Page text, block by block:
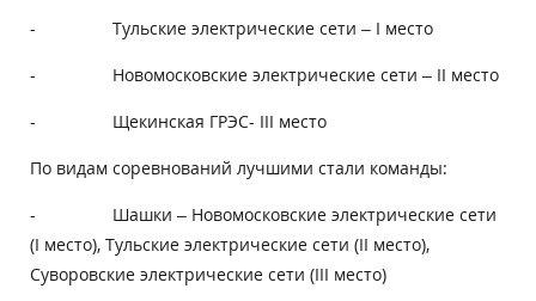
- Тульские электрические сети – I место
- Новомосковские электрические сети – II место
- Щекинская ГРЭС- III место
По видам соревнований лучшими стали команды:
- Шашки – Новомосковские электрические сети
(I место), Тульские электрические сети (II место),
Суворовские электрические сети (III место)